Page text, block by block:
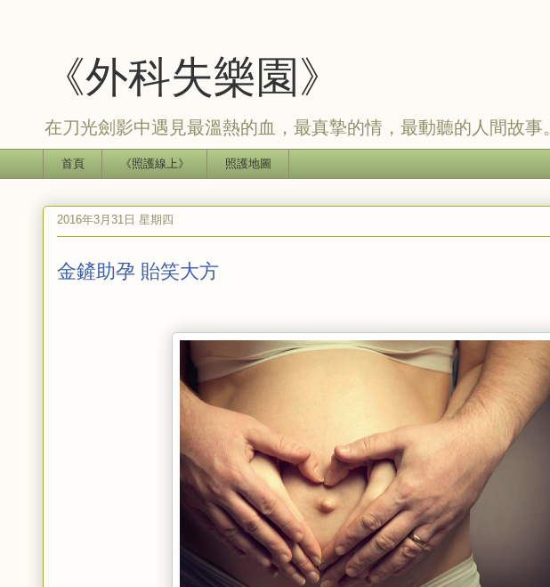
《外科失樂園》
在刀光劍影中遇見最溫熱的血，最真摯的情，最動聽的人間故事。
首頁 《照護線上》 照護地圖
2016年3月31日 星期四
金鏟助孕 貽笑大方